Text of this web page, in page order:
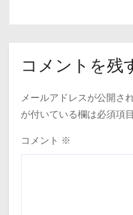
コメントを残
メールアドレスが公開さ
が付いている欄は必須項
コメント ※